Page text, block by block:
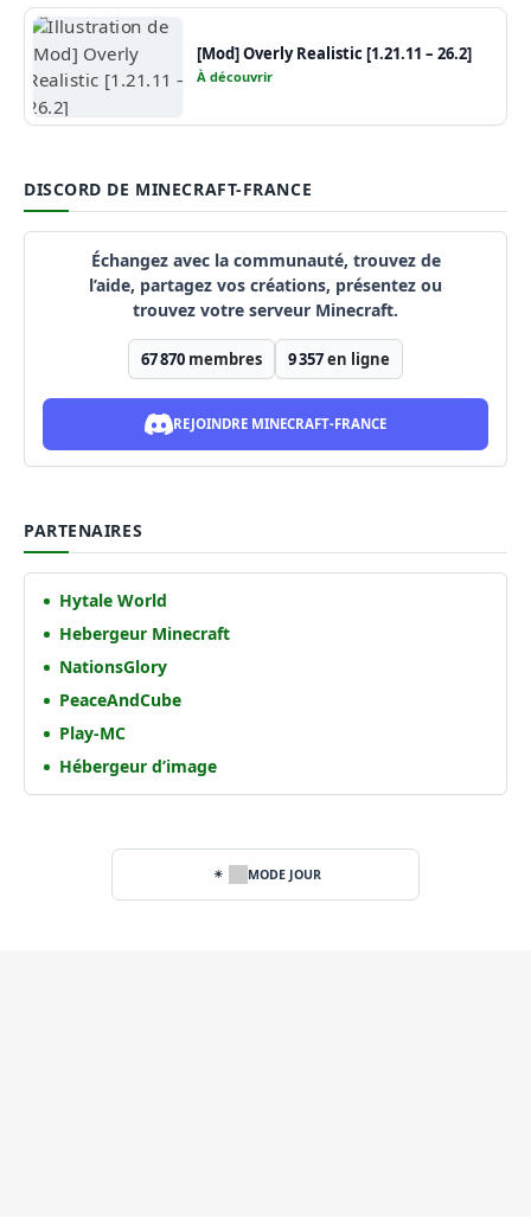
[Mod] Overly Realistic [1.21.11 – 26.2]
À découvrir
DISCORD DE MINECRAFT-FRANCE
Échangez avec la communauté, trouvez de
l’aide, partagez vos créations, présentez ou
trouvez votre serveur Minecraft.
67 870 membres 9 357en ligne
REJOINDRE MINECRAFT-FRANCE
PARTENAIRES
Hytale World
Hebergeur Minecraft
NationsGlory
PeaceAndCube
Play-MC
Hébergeur d’image
MODE JOUR